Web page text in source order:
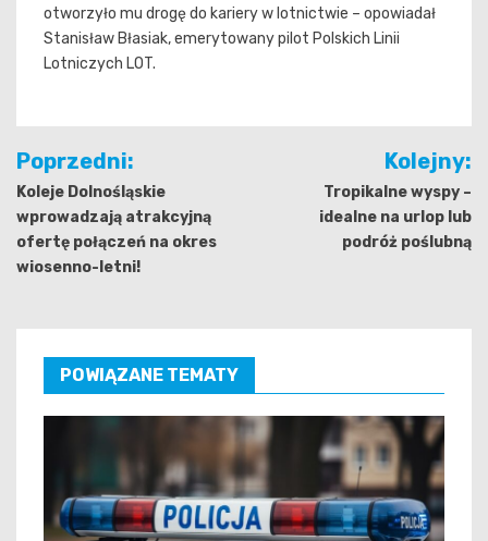
otworzyło mu drogę do kariery w lotnictwie – opowiadał
Stanisław Błasiak, emerytowany pilot Polskich Linii
Lotniczych LOT.
Nawigacja
wpisu
Poprzedni:
Koleje Dolnośląskie
wprowadzają atrakcyjną
ofertę połączeń na okres
wiosenno-letni!
Kolejny:
Tropikalne wyspy –
idealne na urlop lub
podróż poślubną
POWIĄZANE TEMATY